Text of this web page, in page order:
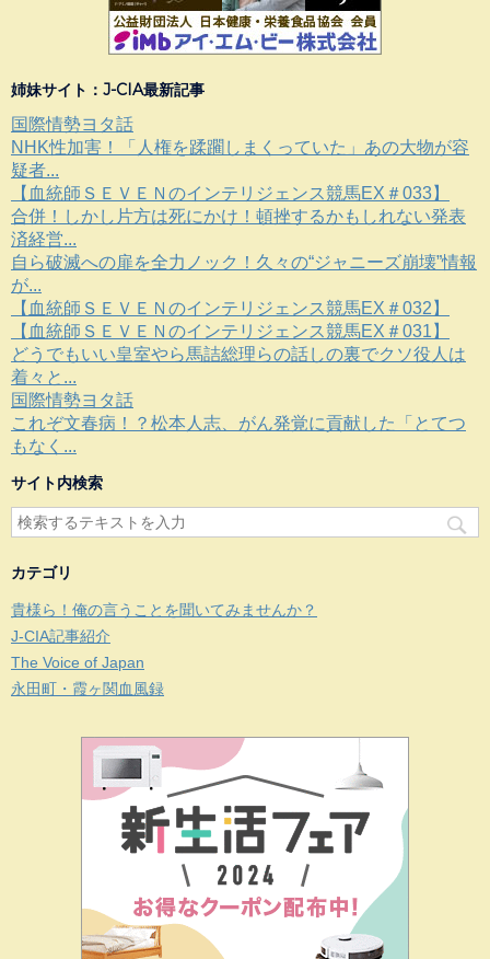
姉妹サイト：J-CIA最新記事
国際情勢ヨタ話
NHK性加害！「人権を蹂躙しまくっていた」あの大物が容
疑者...
【血統師ＳＥＶＥＮのインテリジェンス競馬EX＃033】
合併！しかし片方は死にかけ！頓挫するかもしれない発表
済経営...
自ら破滅への扉を全力ノック！久々の“ジャニーズ崩壊”情報
が...
【血統師ＳＥＶＥＮのインテリジェンス競馬EX＃032】
【血統師ＳＥＶＥＮのインテリジェンス競馬EX＃031】
どうでもいい皇室やら馬詰総理らの話しの裏でクソ役人は
着々と...
国際情勢ヨタ話
これぞ文春病！？松本人志、がん発覚に貢献した「とてつ
もなく...
サイト内検索
カテゴリ
貴様ら！俺の言うことを聞いてみませんか？
J-CIA記事紹介
The Voice of Japan
永田町・霞ヶ関血風録